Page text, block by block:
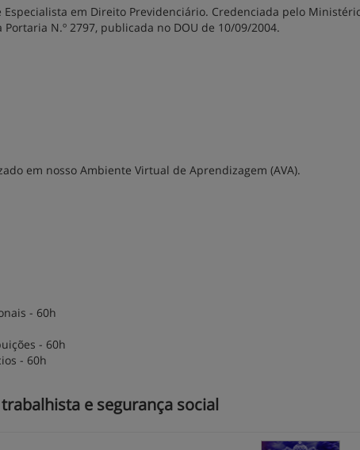
em Direito Previdenciário. Credenciada pelo
N.º 2797, publicada no DOU de 10/09/2004.
em nosso Ambiente Virtual de Aprendizagem (AVA).
- 60h
- 60h
- 60h
e segurança social